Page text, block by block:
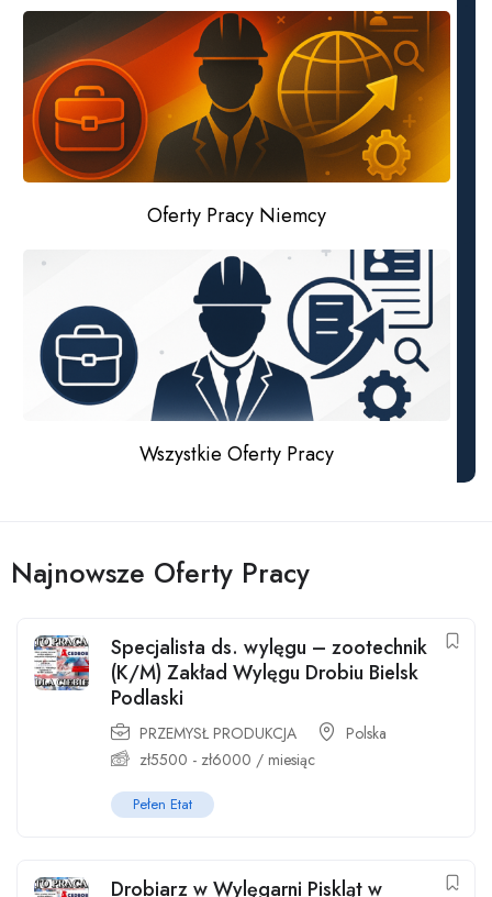
Oferty Pracy Niemcy
Wszystkie Oferty Pracy
Najnowsze Oferty Pracy
Specjalista ds. wylęgu – zootechnik
(K/M) Zakład Wylęgu Drobiu Bielsk
Podlaski
PRZEMYSŁ PRODUKCJA
Polska
zł5500 - zł6000 / miesiąc
Pełen Etat
Drobiarz w Wylęgarni Piskląt w